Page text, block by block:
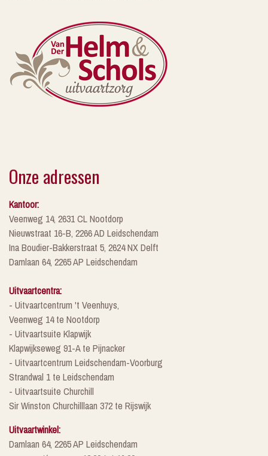
Onze adressen
Kantoor:
Veenweg 14, 2631 CL Nootdorp
Nieuwstraat 16-B, 2266 AD Leidschendam
Ina Boudier-Bakkerstraat 5, 2624 NX Delft
Damlaan 64, 2265 AP Leidschendam
Uitvaartcentra:
- Uitvaartcentrum 't Veenhuys,
Veenweg 14 te Nootdorp
- Uitvaartsuite Klapwijk
Klapwijkseweg 91-A te Pijnacker
- Uitvaartcentrum Leidschendam-Voorburg
Strandwal 1 te Leidschendam
- Uitvaartsuite Churchill
Sir Winston Churchilllaan 372 te Rijswijk
Uitvaartwinkel:
Damlaan 64, 2265 AP Leidschendam